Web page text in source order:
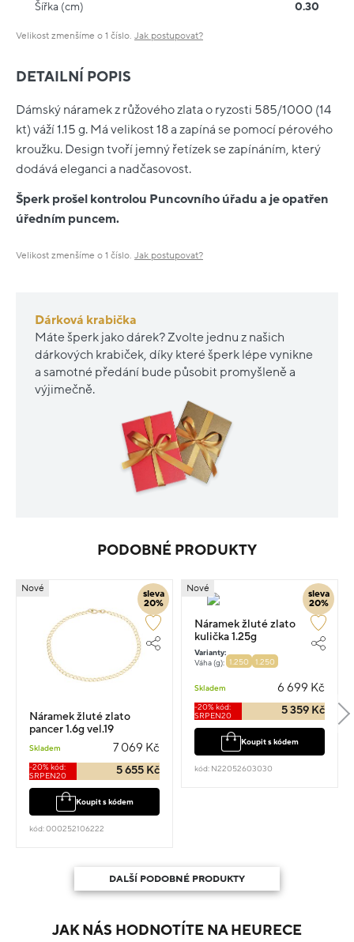
DETAILNÍ POPIS
Dámský náramek z růžového zlata o ryzosti 585/1000 (14
kt) váží 1.15 g. Má velikost 18 a zapíná se pomocí pérového
kroužku. Design tvoří jemný řetízek se zapínáním, který
dodává eleganci a nadčasovost.
Šperk prošel kontrolou Puncovního úřadu a je opatřen
úředním puncem.
Velikost zmenšíme o 1 číslo. Jak postupovat?
Dárková krabička
Máte šperk jako dárek? Zvolte jednu z našich
dárkových krabiček, díky které šperk lépe vynikne
a samotné předání bude působit promyšleně a
výjimečně.
Šířka (cm) 0.30
Velikost zmenšíme o 1 číslo. Jak postupovat?
PODOBNÉ PRODUKTY
sleva
20%
Nové
Náramek žluté zlato
pancer 1.6g vel.19
Skladem 7 069 Kč
-20% kód:
SRPEN20
5 655 Kč
Koupit s kódem
kód: 000252106222
sleva
20%
Nové
Náramek žluté zlato
kulička 1.25g
Varianty:
Váha (g): 1.250 1.250
Skladem 6 699 Kč
-20% kód:
SRPEN20
5 359 Kč
Koupit s kódem
kód: N22052603030
DALŠÍ PODOBNÉ PRODUKTY
JAK NÁS HODNOTÍTE NA HEURECE